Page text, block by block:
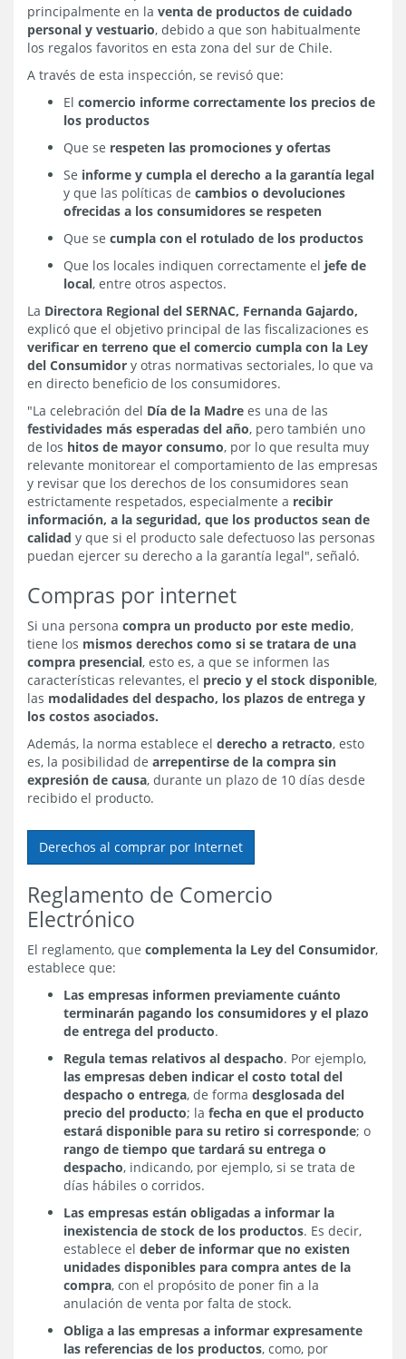
principalmente en la venta de productos de cuidado
personal y vestuario, debido a que son habitualmente
los regalos favoritos en esta zona del sur de Chile.
A través de esta inspección, se revisó que:
El comercio informe correctamente los precios de
los productos
Que se respeten las promociones y ofertas
Se informe y cumpla el derecho a la garantía legal
y que las políticas de cambios o devoluciones
ofrecidas a los consumidores se respeten
Que se cumpla con el rotulado de los productos
Que los locales indiquen correctamente el jefe de
local, entre otros aspectos.
La Directora Regional del SERNAC, Fernanda Gajardo,
explicó que el objetivo principal de las fiscalizaciones es
verificar en terreno que el comercio cumpla con la Ley
del Consumidor y otras normativas sectoriales, lo que va
en directo beneficio de los consumidores.
"La celebración del Día de la Madre es una de las
festividades más esperadas del año, pero también uno
de los hitos de mayor consumo, por lo que resulta muy
relevante monitorear el comportamiento de las empresas
y revisar que los derechos de los consumidores sean
estrictamente respetados, especialmente a recibir
información, a la seguridad, que los productos sean de
calidad y que si el producto sale defectuoso las personas
puedan ejercer su derecho a la garantía legal", señaló.
Compras por internet
Si una persona compra un producto por este medio,
tiene los mismos derechos como si se tratara de una
compra presencial, esto es, a que se informen las
características relevantes, el precio y el stock disponible,
las modalidades del despacho, los plazos de entrega y
los costos asociados.
Además, la norma establece el derecho a retracto, esto
es, la posibilidad de arrepentirse de la compra sin
expresión de causa, durante un plazo de 10 días desde
recibido el producto.
Derechos al comprar por Internet
Reglamento de Comercio
Electrónico
El reglamento, que complementa la Ley del Consumidor,
establece que:
Las empresas informen previamente cuánto
terminarán pagando los consumidores y el plazo
de entrega del producto.
Regula temas relativos al despacho. Por ejemplo,
las empresas deben indicar el costo total del
despacho o entrega, de forma desglosada del
precio del producto; la fecha en que el producto
estará disponible para su retiro si corresponde; o
rango de tiempo que tardará su entrega o
despacho, indicando, por ejemplo, si se trata de
días hábiles o corridos.
Las empresas están obligadas a informar la
inexistencia de stock de los productos. Es decir,
establece el deber de informar que no existen
unidades disponibles para compra antes de la
compra, con el propósito de poner fin a la
anulación de venta por falta de stock.
Obliga a las empresas a informar expresamente
las referencias de los productos, como, por